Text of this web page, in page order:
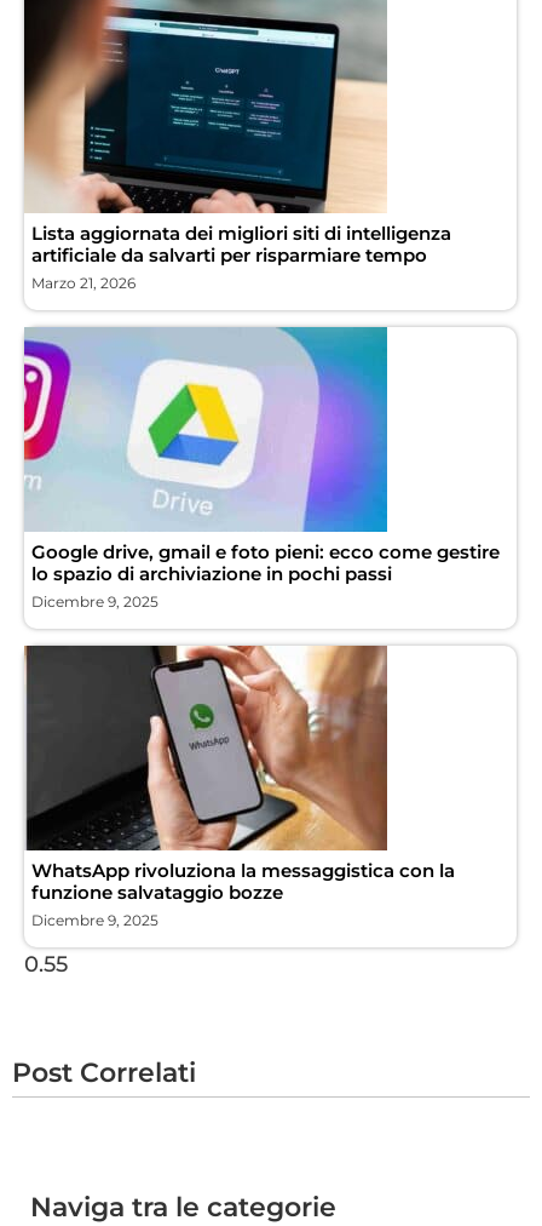
Lista aggiornata dei migliori siti di intelligenza
artificiale da salvarti per risparmiare tempo
Marzo 21, 2026
Google drive, gmail e foto pieni: ecco come gestire
lo spazio di archiviazione in pochi passi
Dicembre 9, 2025
WhatsApp rivoluziona la messaggistica con la
funzione salvataggio bozze
Dicembre 9, 2025
Post Correlati
Naviga tra le categorie